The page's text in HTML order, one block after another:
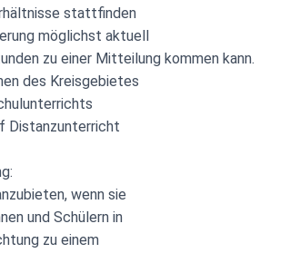
stattfinden
möglichst aktuell
zu einer Mitteilung kommen kann.
des Kreisgebietes
Distanzunterricht
wenn sie
und Schülern in
zu einem